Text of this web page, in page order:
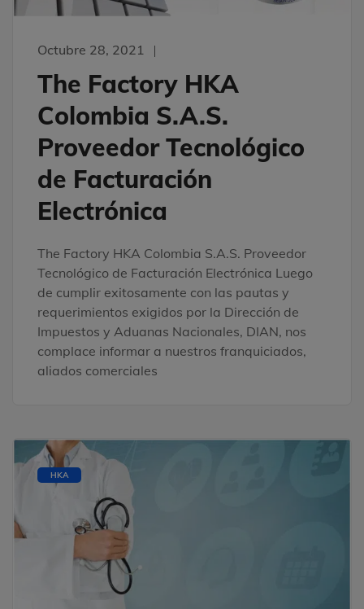
Octubre 28, 2021
The Factory HKA
Colombia S.A.S.
Proveedor Tecnológico
de Facturación
Electrónica
The Factory HKA Colombia S.A.S. Proveedor
Tecnológico de Facturación Electrónica Luego
de cumplir exitosamente con las pautas y
requerimientos exigidos por la Dirección de
Impuestos y Aduanas Nacionales, DIAN, nos
complace informar a nuestros franquiciados,
aliados comerciales
HKA